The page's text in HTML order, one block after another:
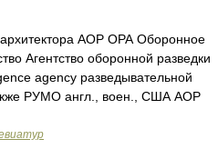
АОР ОРА Оборонное
Агентство оборонной разведки
agency разведывательной
РУМО англ., воен., США АОР